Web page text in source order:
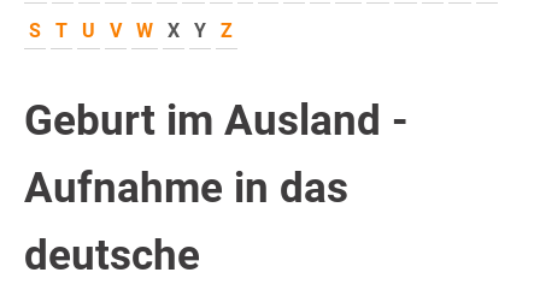
S
T U V W X Y Z
Geburt im Ausland -
Aufnahme in das
deutsche